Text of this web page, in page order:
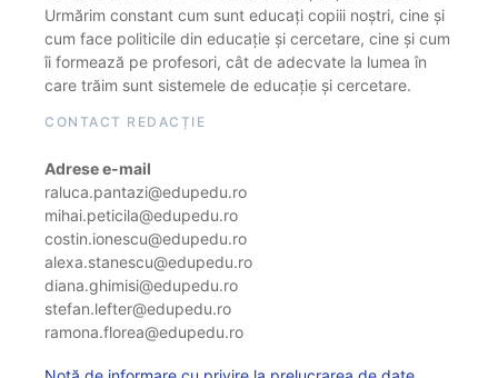
Urmărim constant cum sunt educați copiii noștri, cine și
cum face politicile din educație și cercetare, cine și cum
îi formează pe profesori, cât de adecvate la lumea în
care trăim sunt sistemele de educație și cercetare.
CONTACT REDACȚIE
Adrese e-mail
raluca.pantazi@edupedu.ro
mihai.peticila@edupedu.ro
costin.ionescu@edupedu.ro
alexa.stanescu@edupedu.ro
diana.ghimisi@edupedu.ro
stefan.lefter@edupedu.ro
ramona.florea@edupedu.ro